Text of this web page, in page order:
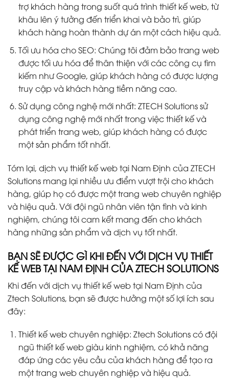
trợ khách hàng trong suốt quá trình thiết kế web, từ
khâu lên ý tưởng đến triển khai và bảo trì, giúp
khách hàng hoàn thành dự án một cách hiệu quả.
Tối ưu hóa cho SEO: Chúng tôi đảm bảo trang web
được tối ưu hóa để thân thiện với các công cụ tìm
kiếm như Google, giúp khách hàng có được lượng
truy cập và khách hàng tiềm năng cao.
Sử dụng công nghệ mới nhất: ZTECH Solutions sử
dụng công nghệ mới nhất trong việc thiết kế và
phát triển trang web, giúp khách hàng có được
một sản phẩm tốt nhất.
Tóm lại, dịch vụ thiết kế web tại Nam Định của ZTECH
Solutions mang lại nhiều ưu điểm vượt trội cho khách
hàng, giúp họ có được một trang web chuyên nghiệp
và hiệu quả. Với đội ngũ nhân viên tận tình và kinh
nghiệm, chúng tôi cam kết mang đến cho khách
hàng những sản phẩm và dịch vụ tốt nhất.
BẠN SẼ ĐƯỢC GÌ KHI ĐẾN VỚI DỊCH VỤ THIẾT
KẾ WEB TẠI NAM ĐỊNH CỦA ZTECH SOLUTIONS
Khi đến với dịch vụ thiết kế web tại Nam Định của
Ztech Solutions, bạn sẽ được hưởng một số lợi ích sau
đây:
Thiết kế web chuyên nghiệp: Ztech Solutions có đội
ngũ thiết kế web giàu kinh nghiệm, có khả năng
đáp ứng các yêu cầu của khách hàng để tạo ra
một trang web chuyên nghiệp và hiệu quả.